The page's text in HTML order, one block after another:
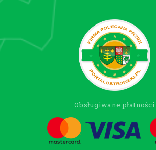
Obsługiwane płatności